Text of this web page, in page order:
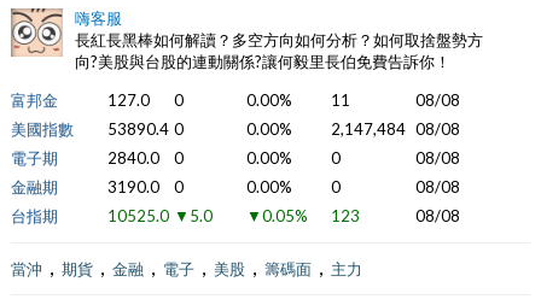
嗨客服
長紅長黑棒如何解讀？多空方向如何分析？如何取捨盤勢方
向?美股與台股的連動關係?讓何毅里長伯免費告訴你！
富邦金
127.0 0 0.00% 11
08/08
美國指數
53890.4 0 0.00% 2,147,484 08/08
電子期
2840.0 0 0.00% 0
08/08
金融期
3190.0 0 0.00% 0
08/08
台指期
10525.0 ▼5.0 ▼0.05% 123 08/08
當沖 ， 期貨， 金融 ， 電子， 美股， 籌碼面， 主力